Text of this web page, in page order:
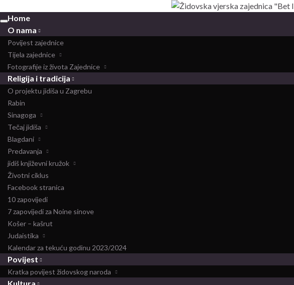
Toggle
navigation
Home
O nama
Povijest zajednice
Tijela zajednice
Fotografije iz života Zajednice
Religija i tradicija
O projektu jidiša u Zagrebu
Rabin
Sinagoga
Tečaj jidiša
Blagdani
Predavanja
jidiš književni kružok
Životni ciklus
Facebook stranica
10 zapovijedi
7 zapovijedi za Noine sinove
Košer – kašrut
Judaistika
Kalendar za tekuću godinu 2023/2024
Povijest
Kratka povijest židovskog naroda